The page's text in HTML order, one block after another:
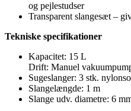
og pejlestudser
Transparent slangesæt –
Tekniske specifikationer
Kapacitet: 15 L
Drift: Manuel
Sugeslanger: 3 stk.
Slangelængde: 1 m
Slange udv. diametre: 6